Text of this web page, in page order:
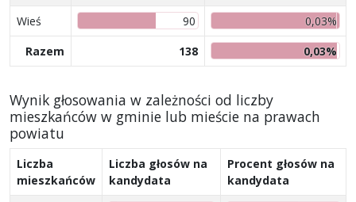
Wieś
90
0,03%
Razem
138 0,03%
Wynik głosowania w zależności od liczby
mieszkańców w gminie lub mieście na prawach
powiatu
Liczba
mieszkańców
Liczba głosów na
kandydata
Procent głosów na
kandydata